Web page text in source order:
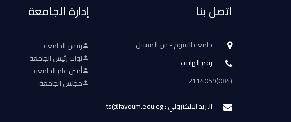
اتصل بنا
جامعة الفيوم - ش المشتل
رقم الهاتف
(084)2114059
البريد الالكتروني : ts@fayoum.edu.eg
إدارة الجامعة
رئيس الجامعة
نواب رئيس الجامعة
أمين عام الجامعة
مجلس الجامعة